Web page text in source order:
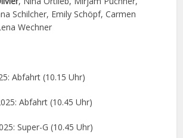
Schilcher, Emily Schöpf, Carmen
Wechner
Abfahrt (10.15 Uhr)
Abfahrt (10.45 Uhr)
Super-G (10.45 Uhr)